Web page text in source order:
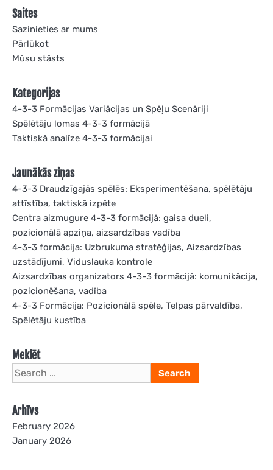
Saites
Sazinieties ar mums
Pārlūkot
Mūsu stāsts
Kategorijas
4-3-3 Formācijas Variācijas un Spēļu Scenāriji
Spēlētāju lomas 4-3-3 formācijā
Taktiskā analīze 4-3-3 formācijai
Jaunākās ziņas
4-3-3 Draudzīgajās spēlēs: Eksperimentēšana, spēlētāju
attīstība, taktiskā izpēte
Centra aizmugure 4-3-3 formācijā: gaisa dueli,
pozicionālā apziņa, aizsardzības vadība
4-3-3 formācija: Uzbrukuma stratēģijas, Aizsardzības
uzstādījumi, Viduslauka kontrole
Aizsardzības organizators 4-3-3 formācijā: komunikācija,
pozicionēšana, vadība
4-3-3 Formācija: Pozicionālā spēle, Telpas pārvaldība,
Spēlētāju kustība
Meklēt
Search
for:
Arhīvs
February 2026
January 2026